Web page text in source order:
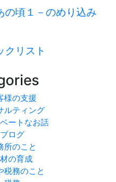
の頃１－のめり込み
クリスト
様の支援
ルティング
ートなお話
ブログ
所のこと
の育成
税務のこと